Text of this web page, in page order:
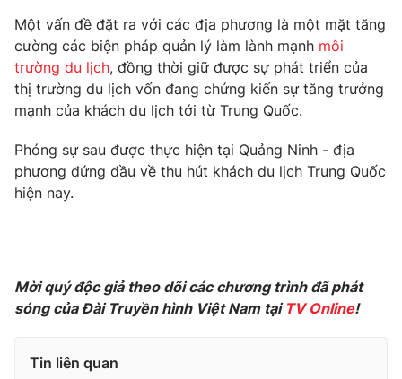
Thế giới đó đây
Câu chuyện quốc tế
Tài chính
Thị trường
Góc doanh nghiệp
Dữ liệu và đời sống
Truyền hình
Phim VTV
Hậu trường
Giải sao mai
Giải trí
Điện ảnh
Làm đẹp
Chất lượng cuộc sống
Tuyển sinh
Công nghệ
Giao lưu trực tuyến
Một vấn đề đặt ra với các địa phương là một mặt tăng
cường các biện pháp quản lý làm lành mạnh môi
trường du lịch, đồng thời giữ được sự phát triển của
thị trường du lịch vốn đang chứng kiến sự tăng trưởng
mạnh của khách du lịch tới từ Trung Quốc.
Phóng sự sau được thực hiện tại Quảng Ninh - địa
phương đứng đầu về thu hút khách du lịch Trung Quốc
hiện nay.
Mời quý độc giả theo dõi các chương trình đã phát
sóng của Đài Truyền hình Việt Nam tại TV Online!
Tin liên quan